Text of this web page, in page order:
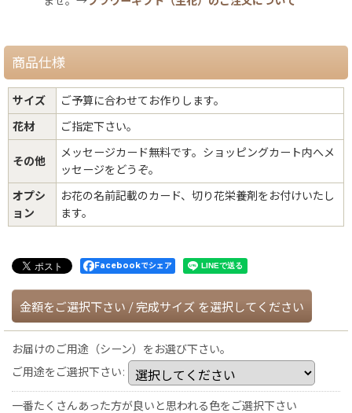
商品仕様
サイズ
ご予算に合わせてお作りします。
花材
ご指定下さい。
その他
メッセージカード無料です。ショッピングカート内へメ
ッセージをどうぞ。
オプシ
ョン
お花の名前記載のカード、切り花栄養剤をお付けいたし
ます。
Facebookでシェア
金額をご選択下さい / 完成サイズ を選択してください
お届けのご用途（シーン）をお選び下さい。
ご用途をご選択下さい:
一番たくさんあった方が良いと思われる色をご選択下さい